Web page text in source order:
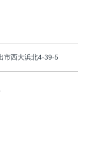
市西大浜北4-39-5